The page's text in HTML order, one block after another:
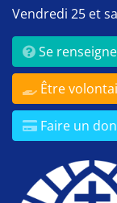
Vendredi 25 et
Se
Être
Faire un don